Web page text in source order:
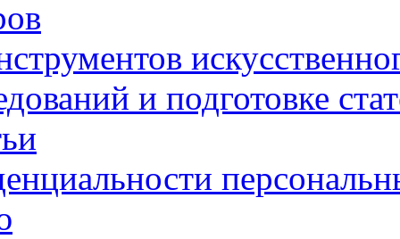
и подготовке